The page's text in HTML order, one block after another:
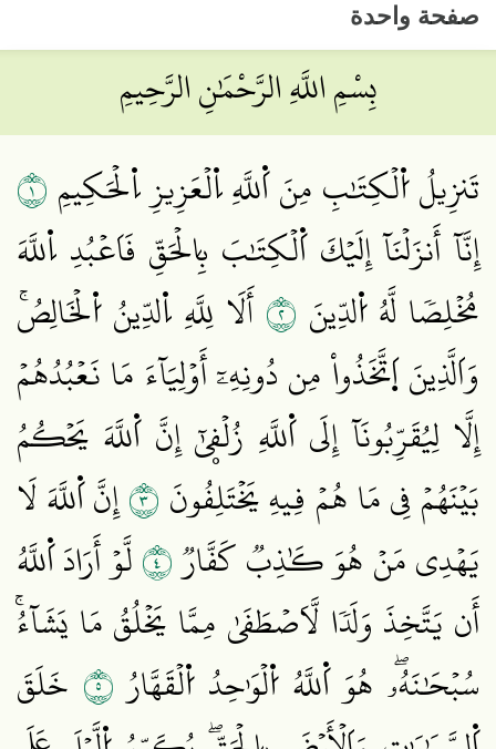
صفحة واحدة
بِسْمِ اللَّهِ الرَّحْمَٰنِ الرَّحِيمِ
تَنزِيلُ اُ۬لۡكِتَٰبِ مِنَ اَ۬للَّهِ اِ۬لۡعَزِيزِ اِ۬لۡحَكِيمِ١
إِنَّآ أَنزَلۡنَآ إِلَيۡكَ اَ۬لۡكِتَٰبَ بِالۡحَقِّ فَاَعۡبُدِ اِ۬للَّهَ
مُخۡلِصٗا لَّهُ اُ۬لدِّينَ ٢ أَلَا لِلَّهِ اِ۬لدِّينُ اُ۬لۡخَالِصُۚ
وَاَلَّذِينَ اَ۪تَّخَذُواْ مِن دُونِهِۦٓ أَوۡلِيَآءَ مَا نَعۡبُدُهُمۡ
إِلَّا لِيُقَرِّبُونَآ إِلَى اَ۬للَّهِ زُلۡفۭيٰٓ إِنَّ اَ۬للَّهَ يَحۡكُمُ
بَيۡنَهُمۡ فِي مَا هُمۡ فِيهِ يَخۡتَلِفُونَ٣إِنَّ اَ۬للَّهَ لَا
يَهۡدِي مَنۡ هُوَ كَٰذِبٞ كَفَّارٞ٤لَّوۡ أَرَادَ اَ۬للَّهُ
أَن يَتَّخِذَ وَلَدٗا لَّاَصۡطَفَىٰ مِمَّا يَخۡلُقُ مَا يَشَآءُۚ
سُبۡحَٰنَهُۥۖ هُوَ اَ۬للَّهُ اُ۬لۡوَٰحِدُ اُ۬لۡقَهَّارُ٥ خَلَقَ